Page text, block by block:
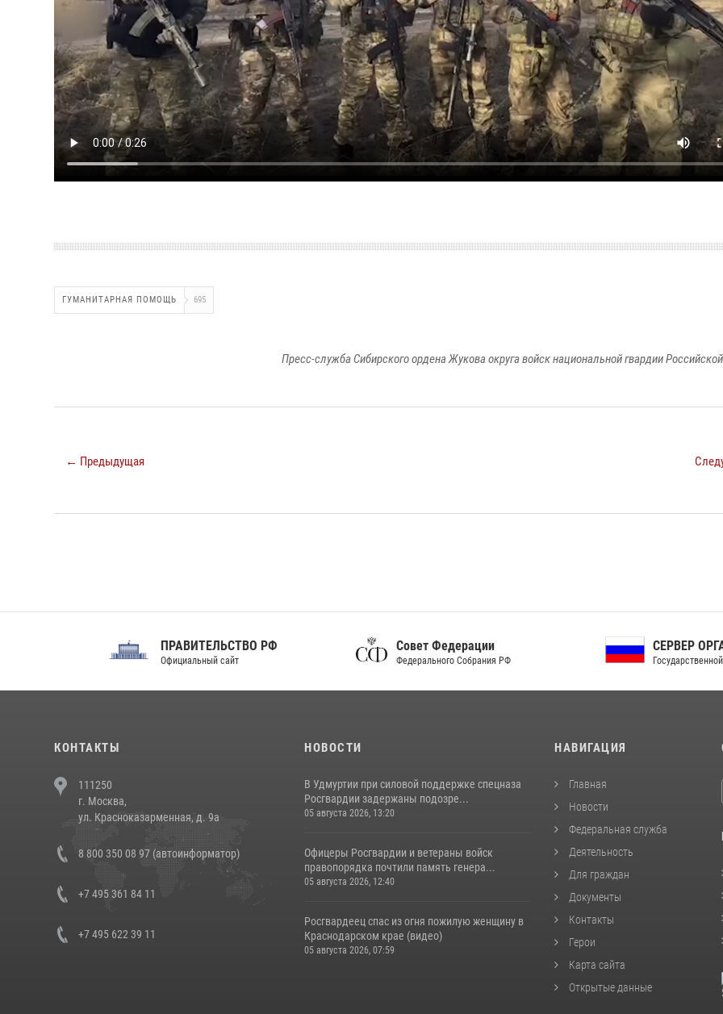
ГУМАНИТАРНАЯ ПОМОЩЬ 695
Пресс-служба Сибирского ордена Жукова округа войск национальной гвардии
← Предыдущая
ПРАВИТЕЛЬСТВО РФ
Официальный сайт
Совет Федерации
Федерального Собрания РФ
СЕРВЕР ОРГАНОВ
Государственной власти РФ
КОНТАКТЫ
111250
г. Москва,
ул. Красноказарменная, д. 9а
8 800 350 08 97 (автоинформатор)
+7 495 361 84 11
+7 495 622 39 11
НОВОСТИ
В Удмуртии при силовой поддержке спецназа
Росгвардии задержаны подозре...
05 августа 2026, 13:20
Офицеры Росгвардии и ветераны войск
правопорядка почтили память генера...
05 августа 2026, 12:40
Росгвардеец спас из огня пожилую женщину в
Краснодарском крае (видео)
05 августа 2026, 07:59
НАВИГАЦИЯ
Главная
Новости
Федеральная служба
Деятельность
Для граждан
Документы
Контакты
Герои
Карта сайта
Открытые данные